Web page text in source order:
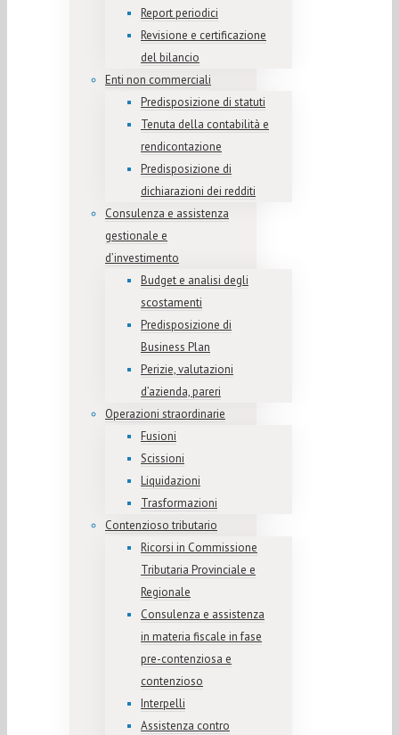
Report periodici
Revisione e certificazione
del bilancio
Enti non commerciali
Predisposizione di statuti
Tenuta della contabilità e
rendicontazione
Predisposizione di
dichiarazioni dei redditi
Consulenza e assistenza
gestionale e
d’investimento
Budget e analisi degli
scostamenti
Predisposizione di
Business Plan
Perizie, valutazioni
d’azienda, pareri
Operazioni straordinarie
Fusioni
Scissioni
Liquidazioni
Trasformazioni
Contenzioso tributario
Ricorsi in Commissione
Tributaria Provinciale e
Regionale
Consulenza e assistenza
in materia fiscale in fase
pre-contenziosa e
contenzioso
Interpelli
Assistenza contro